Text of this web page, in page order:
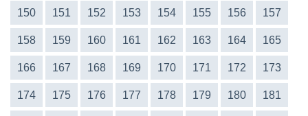
150 151 152 153 154 155 156 157
158 159 160 161 162 163 164 165
166 167 168 169 170 171 172 173
174 175 176 177 178 179 180 181